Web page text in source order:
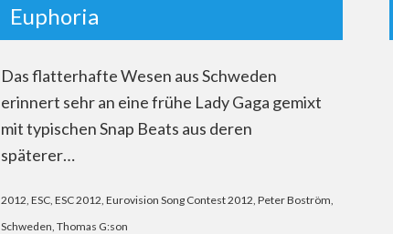
Euphoria
Das flatterhafte Wesen aus Schweden
erinnert sehr an eine frühe Lady Gaga gemixt
mit typischen Snap Beats aus deren
späterer…
2012 ESC ESC 2012 Eurovision Song Contest 2012 Peter Boström
Schweden Thomas G:son